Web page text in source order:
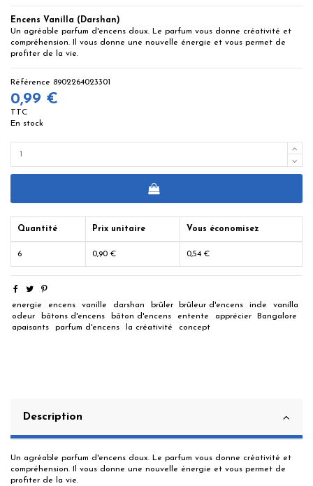
Encens Vanilla (Darshan)
Un agréable parfum d'encens doux. Le parfum vous donne créativité et
compréhension. Il vous donne une nouvelle énergie et vous permet de
profiter de la vie.
Référence 8902264023301
0,99 €
TTC
En stock
Quantité Prix unitaire Vous économisez
6 0,90 € 0,54 €
energie encens vanille darshan brûler brûleur d'encens inde
vanilla
odeur
bâtons d'encens bâton d'encens entente apprécier
Bangalore
apaisants
parfum d'encens la créativité concept
Description
Un agréable parfum d'encens doux. Le parfum vous donne créativité et
compréhension. Il vous donne une nouvelle énergie et vous permet de
profiter de la vie.